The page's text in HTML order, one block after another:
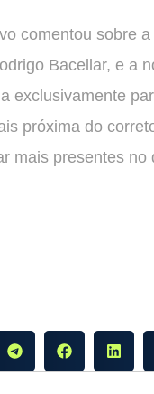
comentou sobre
Bacellar, e a
exclusivamente
próxima do
mais presentes